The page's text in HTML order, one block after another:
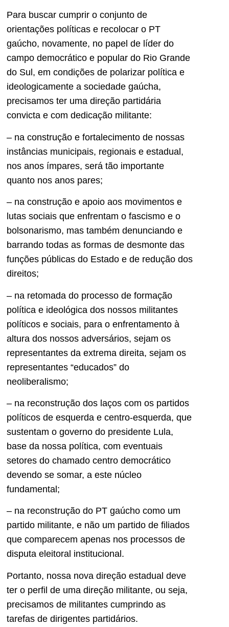
Para buscar cumprir o conjunto de
orientações políticas e recolocar o PT
gaúcho, novamente, no papel de líder do
campo democrático e popular do Rio Grande
do Sul, em condições de polarizar política e
ideologicamente a sociedade gaúcha,
precisamos ter uma direção partidária
convicta e com dedicação militante:
– na construção e fortalecimento de nossas
instâncias municipais, regionais e estadual,
nos anos ímpares, será tão importante
quanto nos anos pares;
– na construção e apoio aos movimentos e
lutas sociais que enfrentam o fascismo e o
bolsonarismo, mas também denunciando e
barrando todas as formas de desmonte das
funções públicas do Estado e de redução dos
direitos;
– na retomada do processo de formação
política e ideológica dos nossos militantes
políticos e sociais, para o enfrentamento à
altura dos nossos adversários, sejam os
representantes da extrema direita, sejam os
representantes “educados” do
neoliberalismo;
– na reconstrução dos laços com os partidos
políticos de esquerda e centro-esquerda, que
sustentam o governo do presidente Lula,
base da nossa política, com eventuais
setores do chamado centro democrático
devendo se somar, a este núcleo
fundamental;
– na reconstrução do PT gaúcho como um
partido militante, e não um partido de filiados
que comparecem apenas nos processos de
disputa eleitoral institucional.
Portanto, nossa nova direção estadual deve
ter o perfil de uma direção militante, ou seja,
precisamos de militantes cumprindo as
tarefas de dirigentes partidários.